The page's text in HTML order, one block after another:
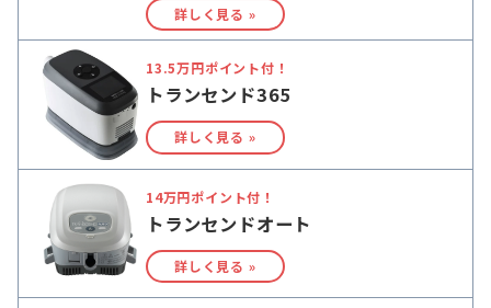
詳しく見る »
13.5万円ポイント付！
トランセンド365
詳しく見る »
14万円ポイント付！
トランセンドオート
詳しく見る »